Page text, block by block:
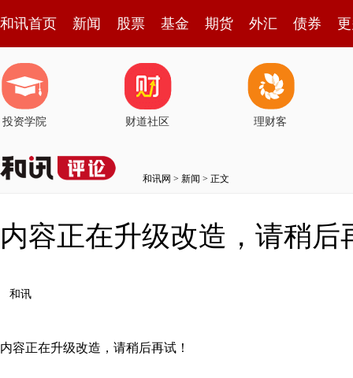
和讯首页 新闻 股票 基金 期货 外汇 债券
投资学院 财道社区 理财客
和讯网 > 新闻 > 正文
内容正在升级改造，请稍后
和讯
内容正在升级改造，请稍后再试！